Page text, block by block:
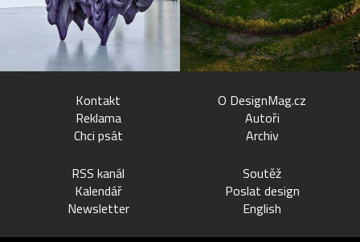
Kontakt
Reklama
Chci psát
O DesignMag.cz
Autoři
Archiv
RSS kanál
Kalendář
Newsletter
Soutěž
Poslat design
English